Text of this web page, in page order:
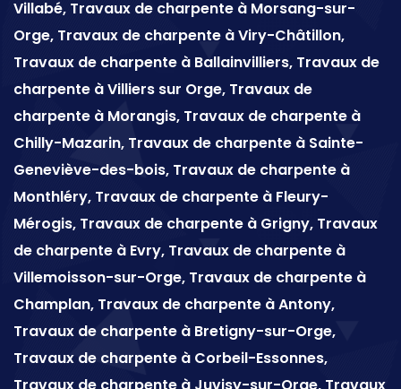
Villabé, Travaux de charpente à Morsang-sur-
Orge, Travaux de charpente à Viry-Châtillon,
Travaux de charpente à Ballainvilliers, Travaux de
charpente à Villiers sur Orge, Travaux de
charpente à Morangis, Travaux de charpente à
Chilly-Mazarin, Travaux de charpente à Sainte-
Geneviève-des-bois, Travaux de charpente à
Monthléry, Travaux de charpente à Fleury-
Mérogis, Travaux de charpente à Grigny, Travaux
de charpente à Evry, Travaux de charpente à
Villemoisson-sur-Orge, Travaux de charpente à
Champlan, Travaux de charpente à Antony,
Travaux de charpente à Bretigny-sur-Orge,
Travaux de charpente à Corbeil-Essonnes,